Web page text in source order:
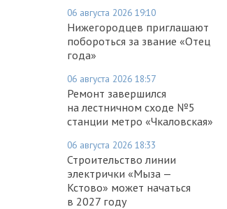
06 августа 2026 19:10
Нижегородцев приглашают
побороться за звание «Отец
года»
06 августа 2026 18:57
Ремонт завершился
на лестничном сходе №5
станции метро «Чкаловская»
06 августа 2026 18:33
Строительство линии
электрички «Мыза —
Кстово» может начаться
в 2027 году